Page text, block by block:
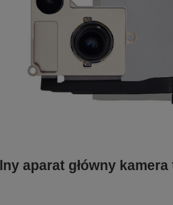
aparat główny